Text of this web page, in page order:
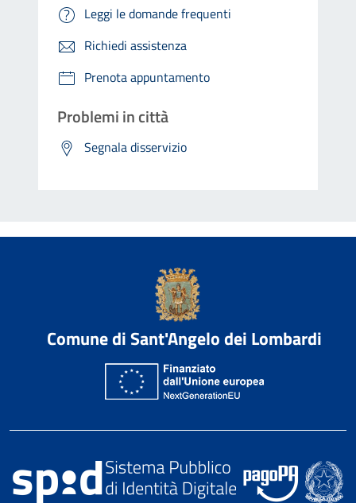
Leggi le domande frequenti
Richiedi assistenza
Prenota appuntamento
Problemi in città
Segnala disservizio
Comune di Sant'Angelo dei Lombardi